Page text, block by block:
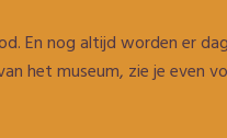
En nog altijd worden er
het museum, zie je even